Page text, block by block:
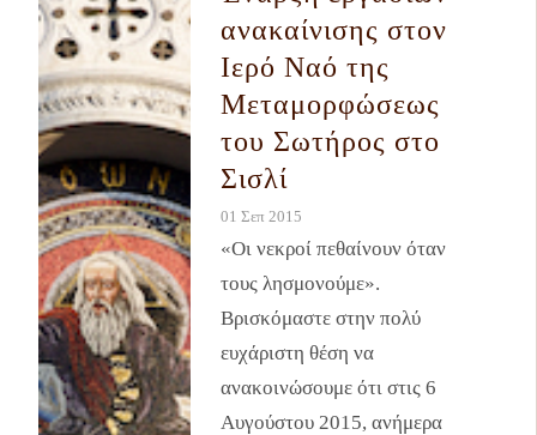
ανακαίνισης στον
Ιερό Ναό της
Μεταμορφώσεως
του Σωτήρος στο
Σισλί
01 Σεπ 2015
«Οι νεκροί πεθαίνουν όταν
τους λησμονούμε».
Βρισκόμαστε στην πολύ
ευχάριστη θέση να
ανακοινώσουμε ότι στις 6
Αυγούστου 2015, ανήμερα